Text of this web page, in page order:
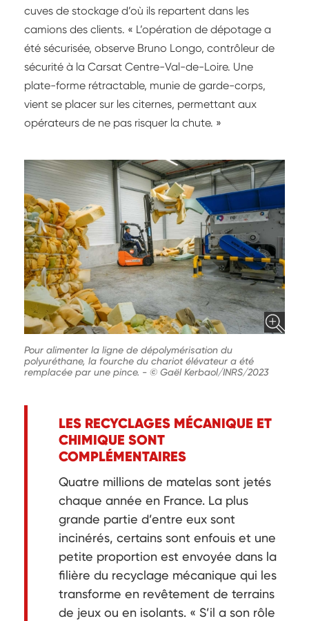
cuves de stockage d’où ils repartent dans les
camions des clients. « L’opération de dépotage a
été sécurisée, observe Bruno Longo, contrôleur de
sécurité à la Carsat Centre-Val-de-Loire. Une
plate-forme rétractable, munie de garde-corps,
vient se placer sur les citernes, permettant aux
opérateurs de ne pas risquer la chute. »
Pour alimenter la ligne de dépolymérisation du
polyuréthane, la fourche du chariot élévateur a été
remplacée par une pince. - © Gaël Kerbaol/INRS/2023
LES RECYCLAGES MÉCANIQUE ET
CHIMIQUE SONT
COMPLÉMENTAIRES
Quatre millions de matelas sont jetés
chaque année en France. La plus
grande partie d’entre eux sont
incinérés, certains sont enfouis et une
petite proportion est envoyée dans la
filière du recyclage mécanique qui les
transforme en revêtement de terrains
de jeux ou en isolants. « S’il a son rôle